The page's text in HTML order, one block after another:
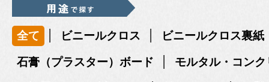
全て | ビニールクロス | ビニールクロス裏紙
石膏（プラスター）ボード | モルタル・コンク